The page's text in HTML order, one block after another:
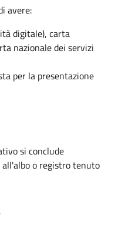
avere:
digitale), carta
nazionale dei servizi
per la presentazione
si conclude
o registro tenuto